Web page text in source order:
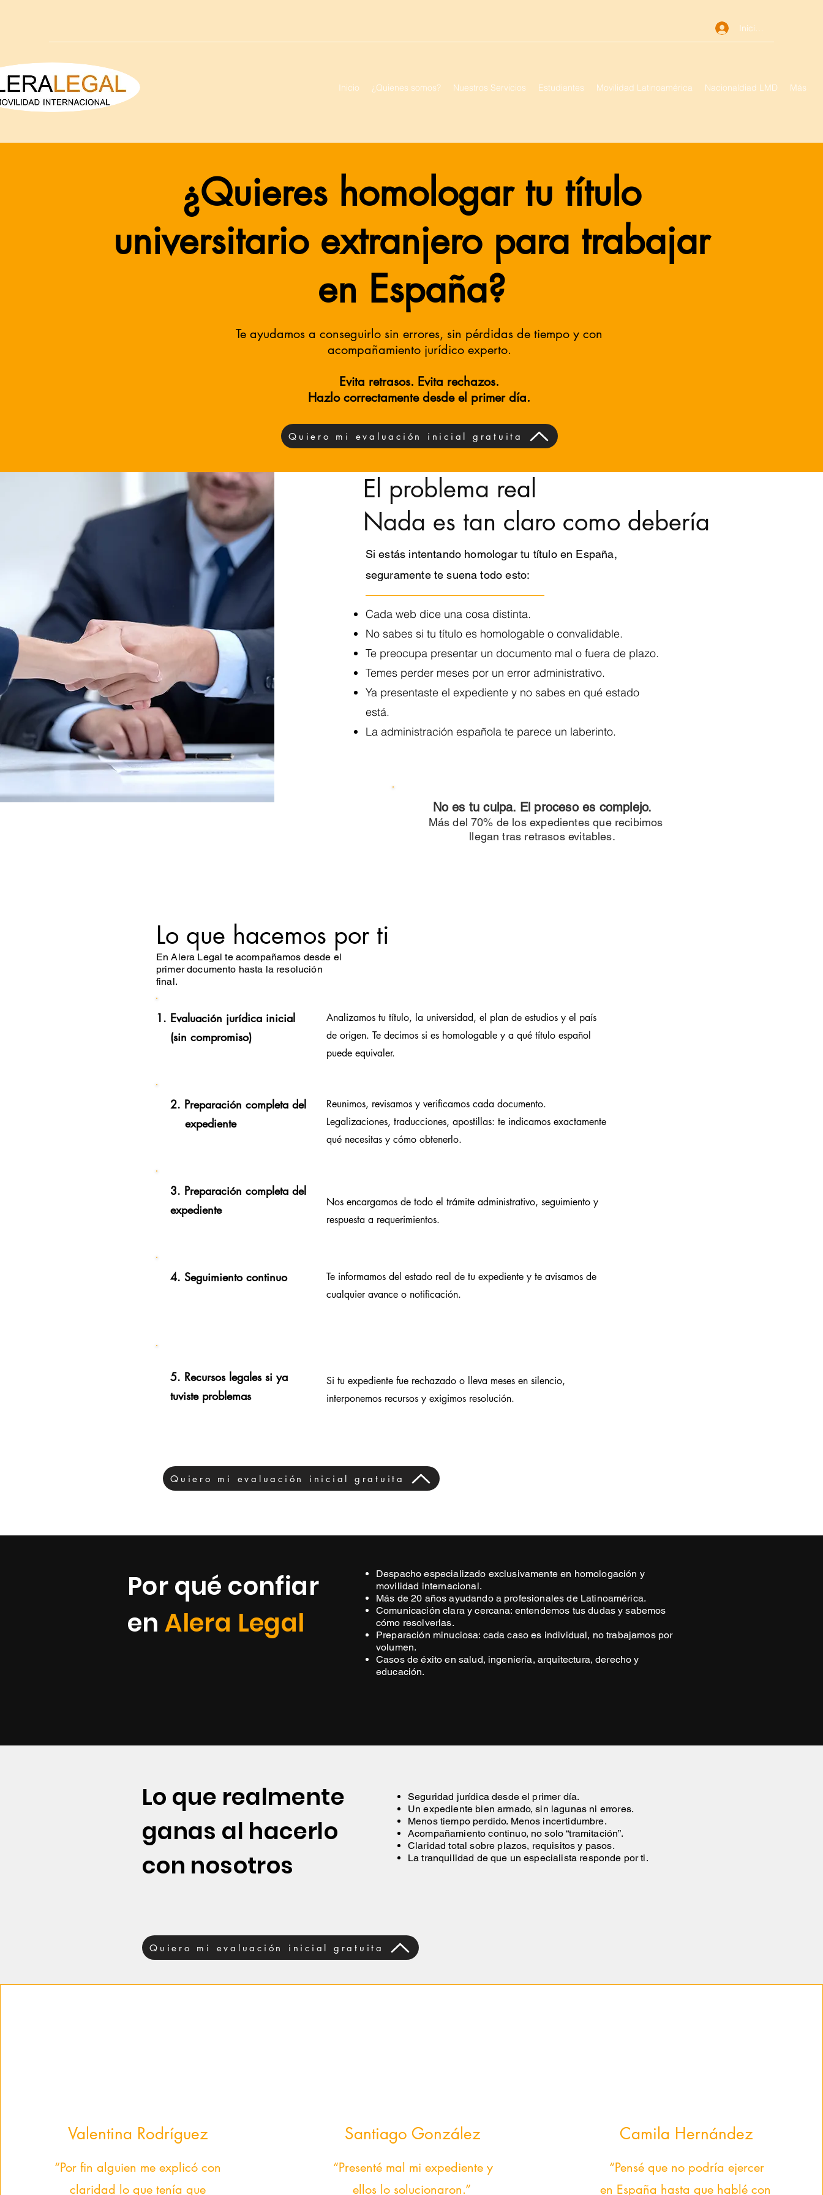
Iniciar sesión
Inicio ¿Quienes somos? Nuestros Servicios Estudiantes Movilidad Latinoamérica Nacionaldiad LMD Más
¿Quieres homologar tu título
universitario extranjero para trabajar
en España?
Te ayudamos a conseguirlo sin errores, sin pérdidas de tiempo y con
acompañamiento jurídico experto.
Evita retrasos. Evita rechazos.
Hazlo correctamente desde el primer día.
Quiero mi evaluación inicial gratuita
El problema real
Nada es tan claro como debería
Si estás intentando homologar tu título en España,
seguramente te suena todo esto:
Cada web dice una cosa distinta.
No sabes si tu título es homologable o convalidable.
Te preocupa presentar un documento mal o fuera de plazo.
Temes perder meses por un error administrativo.
Ya presentaste el expediente y no sabes en qué estado
está.
La administración española te parece un laberinto.
No es tu culpa. El proceso es complejo.
Más del 70% de los expedientes que recibimos
llegan tras retrasos evitables.
Lo que hacemos por ti
En Alera Legal te acompañamos desde el
primer documento hasta la resolución
final.
Evaluación jurídica inicial
(sin compromiso)
Analizamos tu título, la universidad, el plan de estudios y el país
de origen. Te decimos si es homologable y a qué título español
puede equivaler.
2. Preparación completa del
expediente
Reunimos, revisamos y verificamos cada documento.
Legalizaciones, traducciones, apostillas: te indicamos exactamente
qué necesitas y cómo obtenerlo.
3. Preparación completa del
expediente
Nos encargamos de todo el trámite administrativo, seguimiento y
respuesta a requerimientos.
4. Seguimiento continuo
Te informamos del estado real de tu expediente y te avisamos de
cualquier avance o notificación.
5. Recursos legales si ya
tuviste problemas
Si tu expediente fue rechazado o lleva meses en silencio,
interponemos recursos y exigimos resolución.
Quiero mi evaluación inicial gratuita
Por qué confiar
en Alera Legal
Despacho especializado exclusivamente en homologación y
movilidad internacional.
Más de 20 años ayudando a profesionales de Latinoamérica.
Comunicación clara y cercana: entendemos tus dudas y sabemos
cómo resolverlas.
Preparación minuciosa: cada caso es individual, no trabajamos por
volumen.
Casos de éxito en salud, ingeniería, arquitectura, derecho y
educación.
Lo que realmente
ganas al hacerlo
con nosotros
Seguridad jurídica desde el primer día.
Un expediente bien armado, sin lagunas ni errores.
Menos tiempo perdido. Menos incertidumbre.
Acompañamiento continuo, no solo “tramitación”.
Claridad total sobre plazos, requisitos y pasos.
La tranquilidad de que un especialista responde por ti.
Quiero mi evaluación inicial gratuita
Valentina Rodríguez
“Por fin alguien me explicó con
claridad lo que tenía que
Santiago González
“Presenté mal mi expediente y
ellos lo solucionaron.”
Camila Hernández
“Pensé que no podría ejercer
en España hasta que hablé con